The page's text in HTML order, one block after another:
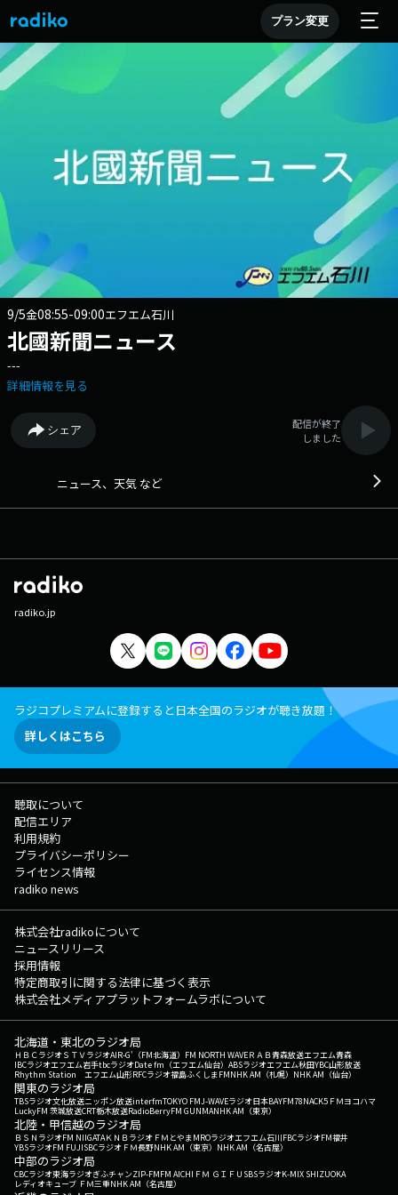
プラン変更
9/5金08:55-09:00エフエム石川
北國新聞ニュース
---
詳細情報を見る
シェア
配信が終了
しました
ニュース、天気 など
radiko.jp
ラジコプレミアムに登録すると日本全国のラジオが聴き放題！
詳しくはこちら
聴取について
配信エリア
利用規約
プライバシーポリシー
ライセンス情報
radiko news
株式会社radikoについて
ニュースリリース
採用情報
特定商取引に関する法律に基づく表示
株式会社メディアプラットフォームラボについて
北海道・東北のラジオ局
ＨＢＣラジオＳＴＶラジオAIR-G'（FM北海道） FM NORTH WAVEＲＡＢ青森放送エフエム青森
IBCラジオエフエム岩手tbcラジオDate fm（エフエム仙台） ABSラジオエフエム秋田YBC山形放送
Rhythm Station エフエム山形RFCラジオ福島ふくしまFMNHK AM（札幌） NHK AM（仙台）
関東のラジオ局
TBSラジオ文化放送ニッポン放送interfmTOKYO FMJ-WAVEラジオ日本BAYFM78NACK5 ＦＭヨコハマ
LuckyFM 茨城放送CRT栃木放送RadioBerryFM GUNMANHK AM（東京）
北陸・甲信越のラジオ局
ＢＳＮラジオFM NIIGATAＫＮＢラジオ ＦＭとやまMROラジオエフエム石川FBCラジオFM福井
YBSラジオFM FUJISBCラジオ ＦＭ長野NHK AM（東京） NHK AM（名古屋）
中部のラジオ局
CBCラジオ東海ラジオぎふチャンZIP-FMFM AICHI ＦＭ ＧＩＦＵ SBSラジオK-MIX SHIZUOKA
レディオキューブ ＦＭ三重NHK AM（名古屋）